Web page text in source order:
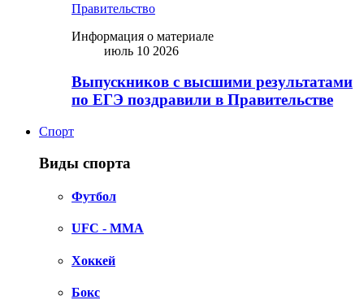
Правительство
Информация о материале
июль 10 2026
Выпускников с высшими результатами
по ЕГЭ поздравили в Правительстве
Спорт
Виды спорта
Футбол
UFC - MMA
Хоккей
Бокс